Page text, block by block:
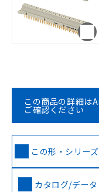
この商品の詳細は
ご確認ください
この形・シリー
カタログ/デー